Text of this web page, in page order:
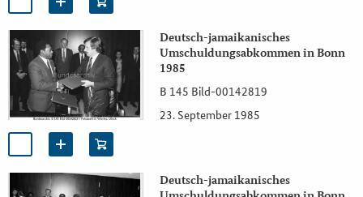
Deutsch-jamaikanisches
Umschuldungsabkommen in Bonn
1985
B 145 Bild-00142819
23. September 1985
Deutsch-jamaikanisches